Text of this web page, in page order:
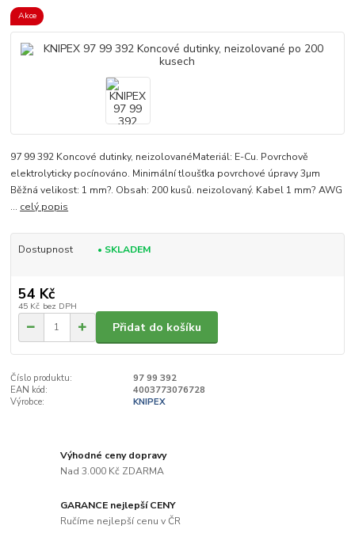
Akce
97 99 392 Koncové dutinky, neizolovanéMateriál: E-Cu. Povrchově
elektrolyticky pocínováno. Minimální tloušťka povrchové úpravy 3µm
Běžná velikost: 1 mm?. Obsah: 200 kusů. neizolovaný. Kabel 1 mm? AWG
... celý popis
Dostupnost • SKLADEM
54 Kč
45 Kč bez DPH
Přidat do košíku
Číslo produktu:
97 99 392
EAN kód:
4003773076728
Výrobce:
KNIPEX
Výhodné ceny dopravy
Nad 3.000 Kč ZDARMA
GARANCE nejlepší CENY
Ručíme nejlepší cenu v ČR